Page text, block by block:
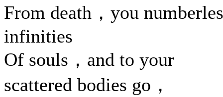
From death，you
infinities
Of souls，and to your
scattered bodies go，